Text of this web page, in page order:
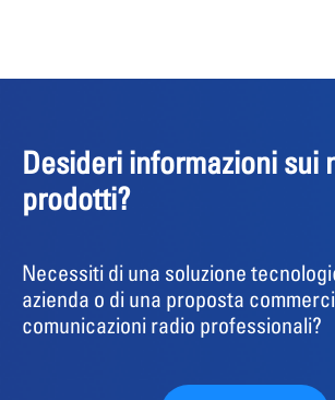
Desideri informazioni sui
prodotti?
Necessiti di una soluzione
azienda o di una proposta
comunicazioni radio professionali?